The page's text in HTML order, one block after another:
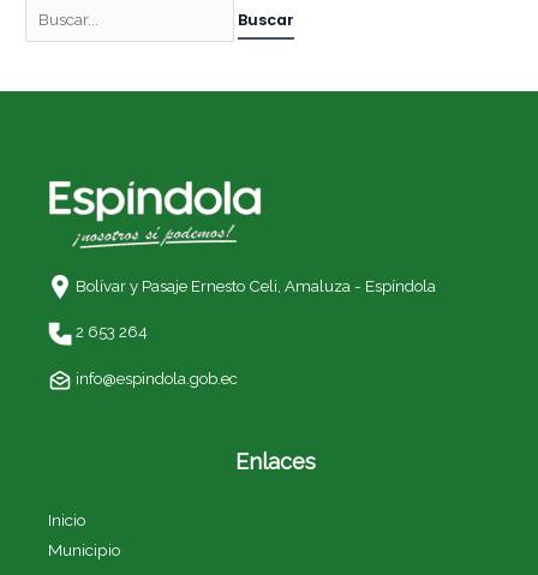
Bolívar y Pasaje Ernesto Celi, Amaluza - Espíndola
2 653 264
info@espindola.gob.ec
Enlaces
Inicio
Municipio